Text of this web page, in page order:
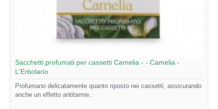
Sacchetti profumati per cassetti Camelia - - Camelia -
L'Erbolario
Profumano delicatamente quanto riposto nei cassetti, assicurando
anche un effetto antitarme..